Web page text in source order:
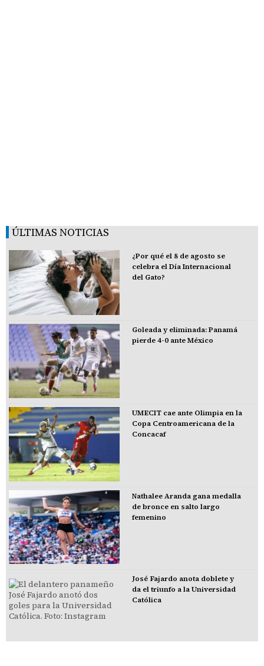
ÚLTIMAS NOTICIAS
¿Por qué el 8 de agosto se
celebra el Día Internacional
del Gato?
Goleada y eliminada: Panamá
pierde 4-0 ante México
UMECIT cae ante Olimpia en la
Copa Centroamericana de la
Concacaf
Nathalee Aranda gana medalla
de bronce en salto largo
femenino
José Fajardo anota doblete y
da el triunfo a la Universidad
Católica